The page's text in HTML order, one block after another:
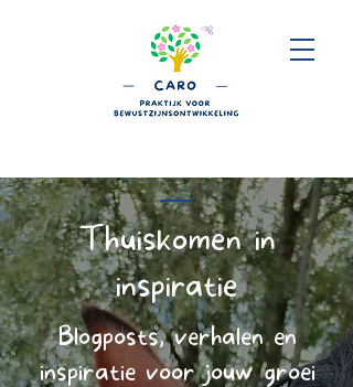
Thuiskomen in
inspiratie
Blogposts, verhalen en
inspiratie voor jouw groei